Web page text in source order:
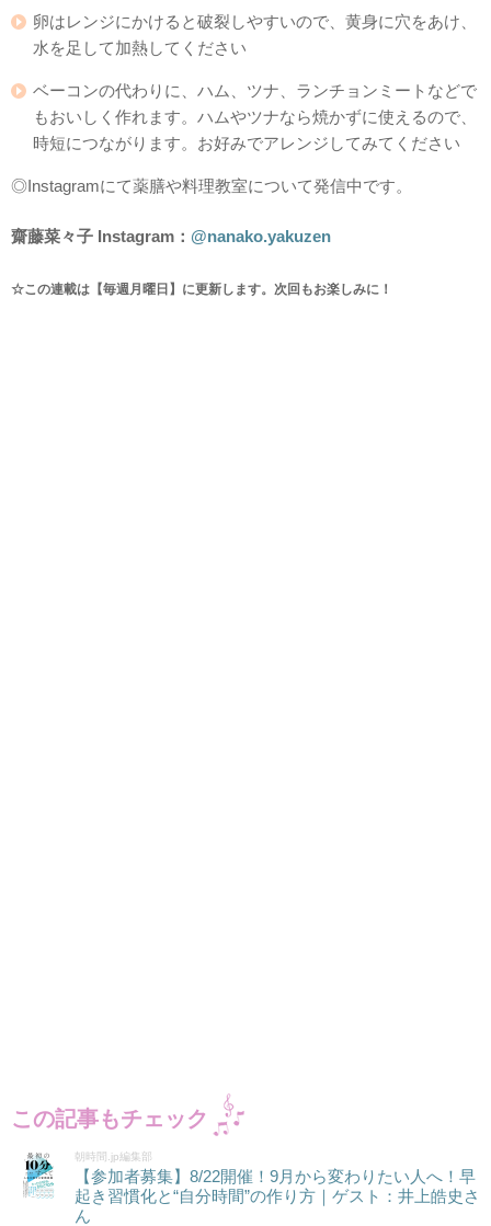
卵はレンジにかけると破裂しやすいので、黄身に穴をあけ、
水を足して加熱してください
ベーコンの代わりに、ハム、ツナ、ランチョンミートなどで
もおいしく作れます。ハムやツナなら焼かずに使えるので、
時短につながります。お好みでアレンジしてみてください
◎Instagramにて薬膳や料理教室について発信中です。
齋藤菜々子 Instagram： @nanako.yakuzen
☆この連載は【毎週月曜日】に更新します。次回もお楽しみに！
この記事もチェック
朝時間.jp編集部
【参加者募集】8/22開催！9月から変わりたい人へ！早
起き習慣化と“自分時間”の作り方｜ゲスト：井上皓史さ
ん